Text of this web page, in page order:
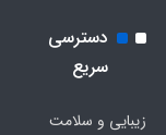
دسترسی
سریع
زیبایی و سلامت